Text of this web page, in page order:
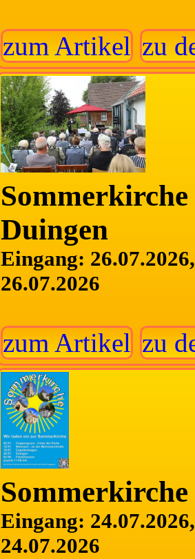
zum Artikel zu
Duingen
Eingang:
26.07.2026
zum Artikel zu
Eingang:
24.07.2026